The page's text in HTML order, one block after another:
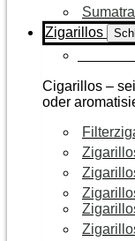
Sumatra
Zigarillos
Cigarillos –
oder